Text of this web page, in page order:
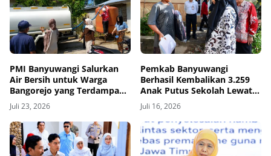
PMI Banyuwangi Salurkan
Air Bersih untuk Warga
Bangorejo yang Terdampak
Kekeringan
Juli 23, 2026
Pemkab Banyuwangi
Berhasil Kembalikan 3.259
Anak Putus Sekolah Lewat
Program Rindu Bulan
Juli 16, 2026